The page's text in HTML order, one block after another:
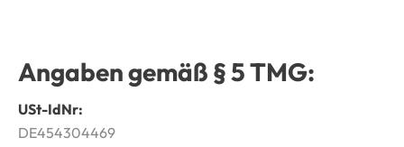
Angaben gemäß § 5 TMG:
USt-IdNr:
DE454304469